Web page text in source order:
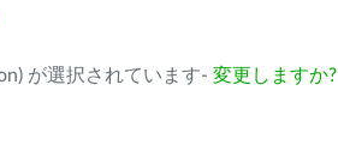
が選択されています- 変更しますか?